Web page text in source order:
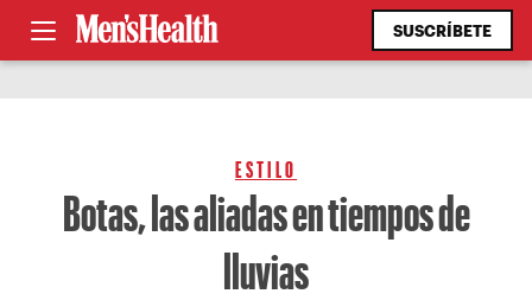
SUSCRÍBETE
ESTILO
Botas, las aliadas en tiempos de
lluvias